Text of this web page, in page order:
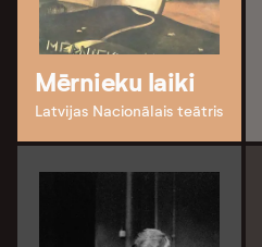
Mērnieku laiki
Latvijas Nacionālais teātris